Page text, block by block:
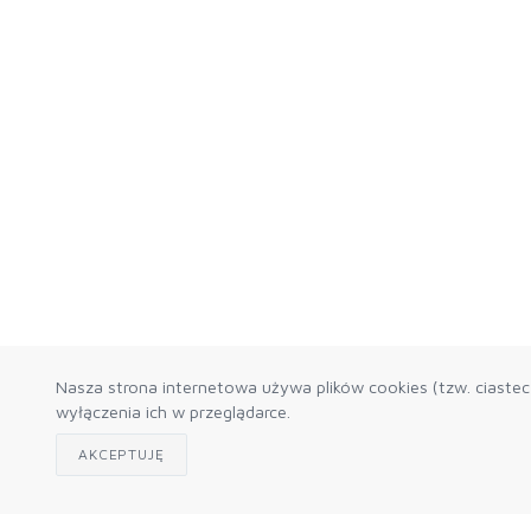
Nasza strona internetowa używa plików cookies (tzw.
wyłączenia ich w przeglądarce.
AKCEPTUJĘ